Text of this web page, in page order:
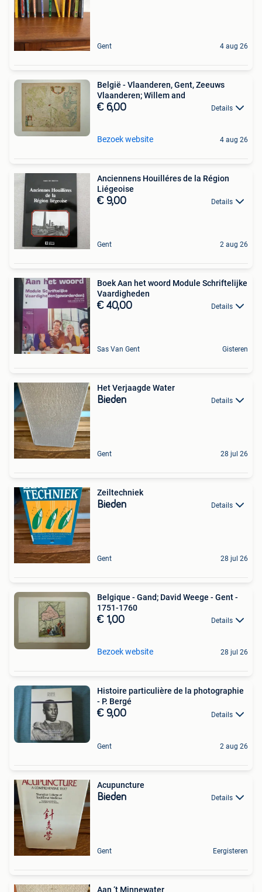
Gent 4 aug 26
België - Vlaanderen, Gent, Zeeuws
Vlaanderen; Willem and
€ 6,00 Details
Bezoek website 4 aug 26
Anciennens Houilléres de la Région
Liégeoise
€ 9,00 Details
Gent 2 aug 26
Boek Aan het woord Module Schriftelijke
Vaardigheden
€ 40,00 Details
Sas Van Gent Gisteren
Het Verjaagde Water
Bieden Details
Gent 28 jul 26
Zeiltechniek
Bieden Details
Gent 28 jul 26
Belgique - Gand; David Weege - Gent -
1751-1760
€ 1,00 Details
Bezoek website 28 jul 26
Histoire particulière de la photographie
- P. Bergé
€ 9,00 Details
Gent 2 aug 26
Acupuncture
Bieden Details
Gent Eergisteren
Aan ‘t Minnewater